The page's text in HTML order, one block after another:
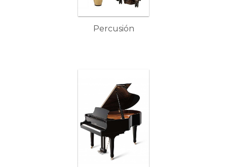
Percusión